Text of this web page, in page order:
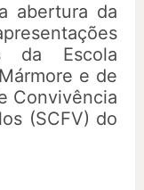
abertura da
da Escola
e de
Convivência
(SCFV) do